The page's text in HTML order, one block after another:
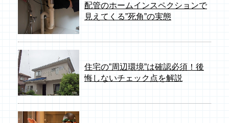
配管のホームインスペクションで
見えてくる”死角”の実態
住宅の”周辺環境”は確認必須！後
悔しないチェック点を解説